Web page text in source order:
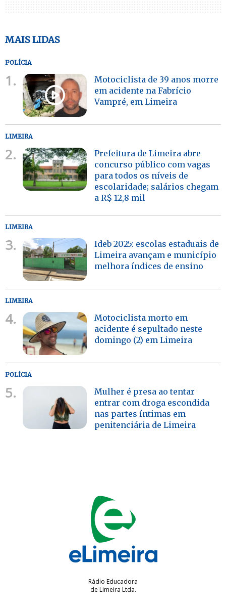
MAIS LIDAS
POLÍCIA
1.
Motociclista de 39 anos morre
em acidente na Fabrício
Vampré, em Limeira
LIMEIRA
2.
Prefeitura de Limeira abre
concurso público com vagas
para todos os níveis de
escolaridade; salários chegam
a R$ 12,8 mil
LIMEIRA
3.
Ideb 2025: escolas estaduais de
Limeira avançam e município
melhora índices de ensino
LIMEIRA
4.
Motociclista morto em
acidente é sepultado neste
domingo (2) em Limeira
POLÍCIA
5.
Mulher é presa ao tentar
entrar com droga escondida
nas partes íntimas em
penitenciária de Limeira
Rádio Educadora
de Limeira Ltda.